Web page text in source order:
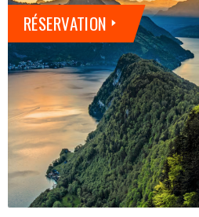
DEMANDE D'OFFRE
CATALOGUE
Nos véhicules
Qui sommes-nous ?
Contactez-nous
RÉSERVATION